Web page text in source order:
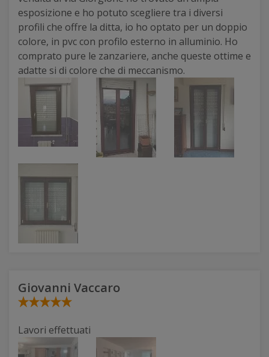
esposizione e ho potuto scegliere tra i diversi
profili che offre la ditta, io ho optato per un doppio
colore, in pvc con profilo esterno in alluminio. Ho
comprato pure le zanzariere, anche queste ottime e
adatte si di colore che di meccanismo.
Giovanni Vaccaro
Lavori effettuati